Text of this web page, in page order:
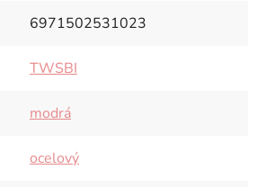
6971502531023
TWSBI
modrá
ocelový